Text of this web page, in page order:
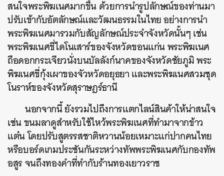
สนใจพระพิฆเนศมากขึ้น ด้วยการนำรูปลักษณ์ของท่านมา
ปรับเข้ากับอัตลักษณ์และวัฒนธรรมในไทย อย่างการนำ
พระพิฆเนศมารวมกับสัญลักษณ์ประจำจังหวัดนั้นๆ เช่น
พระพิฆเนศขี่ไดโนเสาร์ของจังหวัดขอนแก่น พระพิฆเนศ
ถือดอกกระเจียวนั่งบนบัลลังก์นาคของจังหวัดชัยภูมิ พระ
พิฆเนศขี่กุ้งเผาของจัวหวัดอยุธยา และพระพิฆเนศสวมชุด
โนราห์ของจังหวัดสุราษฎร์ธานี
นอกจากนี้ ยังรวมไปถึงการแตกไลน์สินค้าให้น่าสนใจ
เช่น ขนมลาดูสำหรับใช้ไหว้พระพิฆเนศที่ทำมาจากข้าว
แต๋น โดยปรับสูตรรสชาติหวานน้อยเหมาะแก่ปากคนไทย
หรือบอร์ดเกมประชันกันระหว่างทัพพระพิฆเนศกับกองทัพ
อสูร จนถึงทองคำที่ทำกับร้านทองเยาวราช